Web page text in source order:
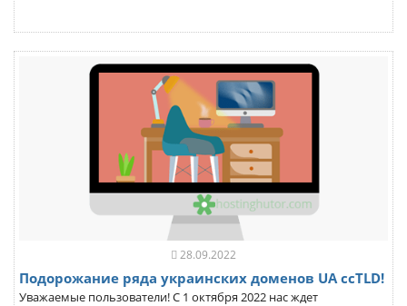
28.09.2022
Подорожание ряда украинских доменов UA ccTLD!
Уважаемые пользователи! С 1 октября 2022 нас ждет